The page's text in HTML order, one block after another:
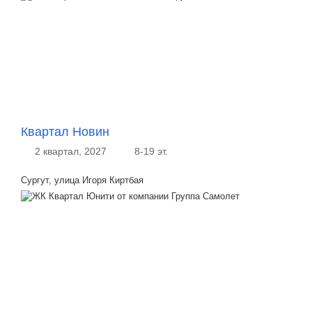
Квартал Новин
2 квартал, 2027 8-19 эт.
Сургут, улица Игоря Киртбая